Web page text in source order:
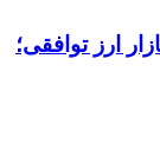
ارز توافقی؛